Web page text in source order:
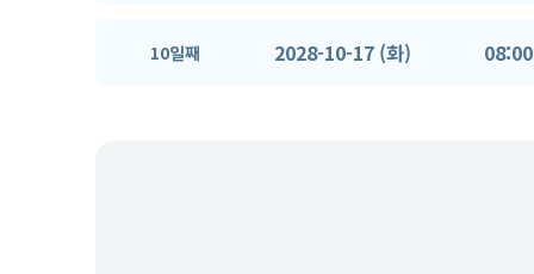
10일째 2028-10-17 (화) 08:00